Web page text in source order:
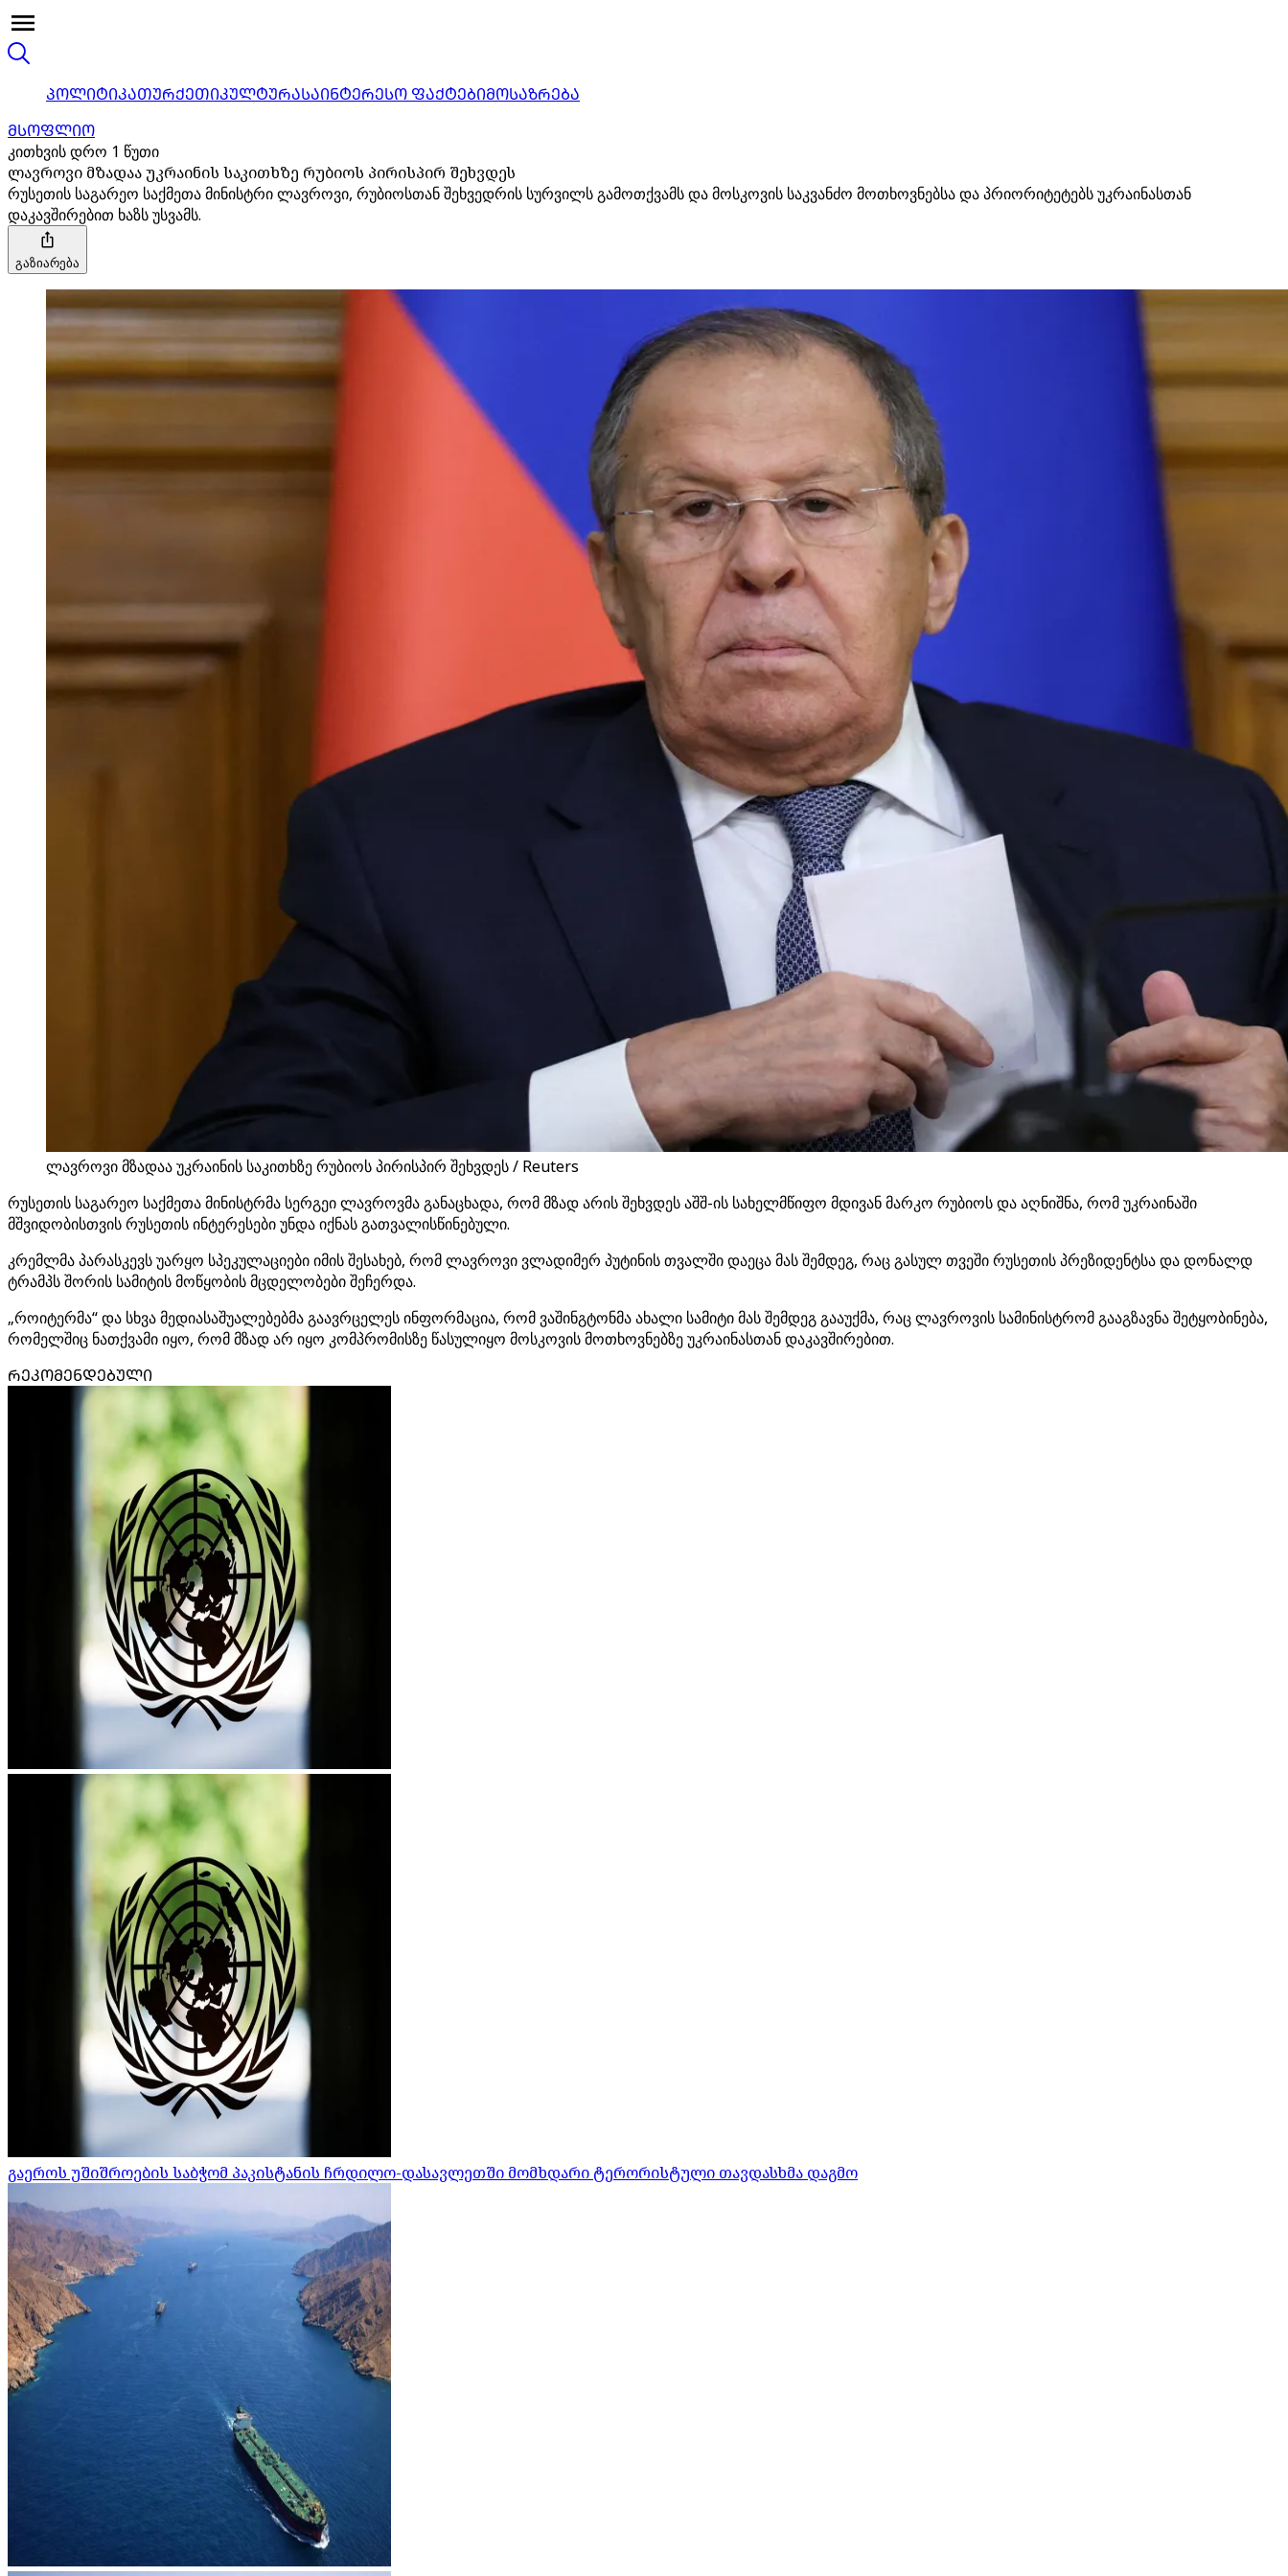
ᲞᲝᲚᲘᲢᲘᲙᲐᲗᲣᲠᲥᲔᲗᲘᲙᲣᲚᲢᲣᲠᲐᲡᲐᲘᲜᲢᲔᲠᲔᲡᲝ ᲤᲐᲥᲢᲔᲑᲘᲛᲝᲡᲐᲖᲠᲔᲑᲐ
ᲛᲡᲝᲤᲚᲘᲝ
კითხვის დრო 1 წუთი
ლავროვი მზადაა უკრაინის საკითხზე რუბიოს პირისპირ შეხვდეს
რუსეთის საგარეო საქმეთა მინისტრი ლავროვი, რუბიოსთან შეხვედრის სურვილს გამოთქვამს და მოსკოვის საკვანძო მოთხოვნებსა და პრიორიტეტებს უკრაინასთან
დაკავშირებით ხაზს უსვამს.
გაზიარება
ლავროვი მზადაა უკრაინის საკითხზე რუბიოს პირისპირ შეხვდეს / Reuters
რუსეთის საგარეო საქმეთა მინისტრმა სერგეი ლავროვმა განაცხადა, რომ მზად არის შეხვდეს აშშ-ის სახელმწიფო მდივან მარკო რუბიოს და აღნიშნა, რომ უკრაინაში
მშვიდობისთვის რუსეთის ინტერესები უნდა იქნას გათვალისწინებული.
კრემლმა პარასკევს უარყო სპეკულაციები იმის შესახებ, რომ ლავროვი ვლადიმერ პუტინის თვალში დაეცა მას შემდეგ, რაც გასულ თვეში რუსეთის პრეზიდენტსა და დონალდ
ტრამპს შორის სამიტის მოწყობის მცდელობები შეჩერდა.
„როიტერმა“ და სხვა მედიასაშუალებებმა გაავრცელეს ინფორმაცია, რომ ვაშინგტონმა ახალი სამიტი მას შემდეგ გააუქმა, რაც ლავროვის სამინისტრომ გააგზავნა შეტყობინება,
რომელშიც ნათქვამი იყო, რომ მზად არ იყო კომპრომისზე წასულიყო მოსკოვის მოთხოვნებზე უკრაინასთან დაკავშირებით.
ᲠᲔᲙᲝᲛᲔᲜᲓᲔᲑᲣᲚᲘ
გაეროს უშიშროების საბჭომ პაკისტანის ჩრდილო-დასავლეთში მომხდარი ტერორისტული თავდასხმა დაგმო